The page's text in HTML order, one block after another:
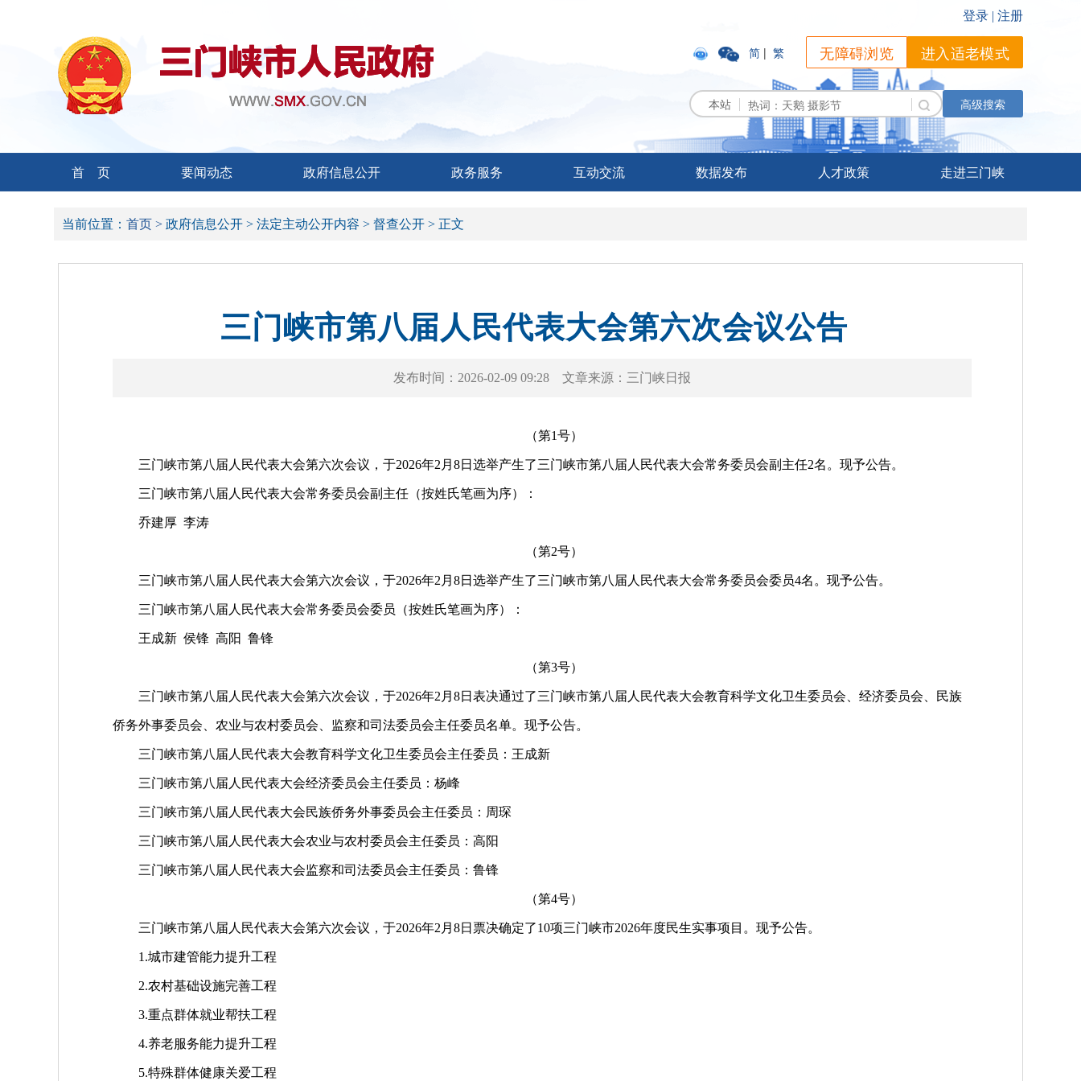
简 | 繁 无障碍浏览 进入适老模式
本站 高级搜索
首 页 要闻动态 政府信息公开 政务服务 互动交流 数据发布 人才政策 走进三门峡
当前位置： 首页 > 政府信息公开 > 法定主动公开内容 > 督查公开 > 正文
三门峡市第八届人民代表大会第六次会议公告
发布时间： 2026-02-09 09:28 文章来源： 三门峡日报
（第1号）
三门峡市第八届人民代表大会第六次会议，于2026年2月8日选举产生了三门峡市第八届人民代表大会常务委员会副主任2名。现予公告。
三门峡市第八届人民代表大会常务委员会副主任（按姓氏笔画为序）：
乔建厚 李涛
（第2号）
三门峡市第八届人民代表大会第六次会议，于2026年2月8日选举产生了三门峡市第八届人民代表大会常务委员会委员4名。现予公告。
三门峡市第八届人民代表大会常务委员会委员（按姓氏笔画为序）：
王成新 侯锋 高阳 鲁锋
（第3号）
三门峡市第八届人民代表大会第六次会议，于2026年2月8日表决通过了三门峡市第八届人民代表大会教育科学文化卫生委员会、经济委员会、民族
侨务外事委员会、农业与农村委员会、监察和司法委员会主任委员名单。现予公告。
三门峡市第八届人民代表大会教育科学文化卫生委员会主任委员：王成新
三门峡市第八届人民代表大会经济委员会主任委员：杨峰
三门峡市第八届人民代表大会民族侨务外事委员会主任委员：周琛
三门峡市第八届人民代表大会农业与农村委员会主任委员：高阳
三门峡市第八届人民代表大会监察和司法委员会主任委员：鲁锋
（第4号）
三门峡市第八届人民代表大会第六次会议，于2026年2月8日票决确定了10项三门峡市2026年度民生实事项目。现予公告。
1.城市建管能力提升工程
2.农村基础设施完善工程
3.重点群体就业帮扶工程
4.养老服务能力提升工程
5.特殊群体健康关爱工程